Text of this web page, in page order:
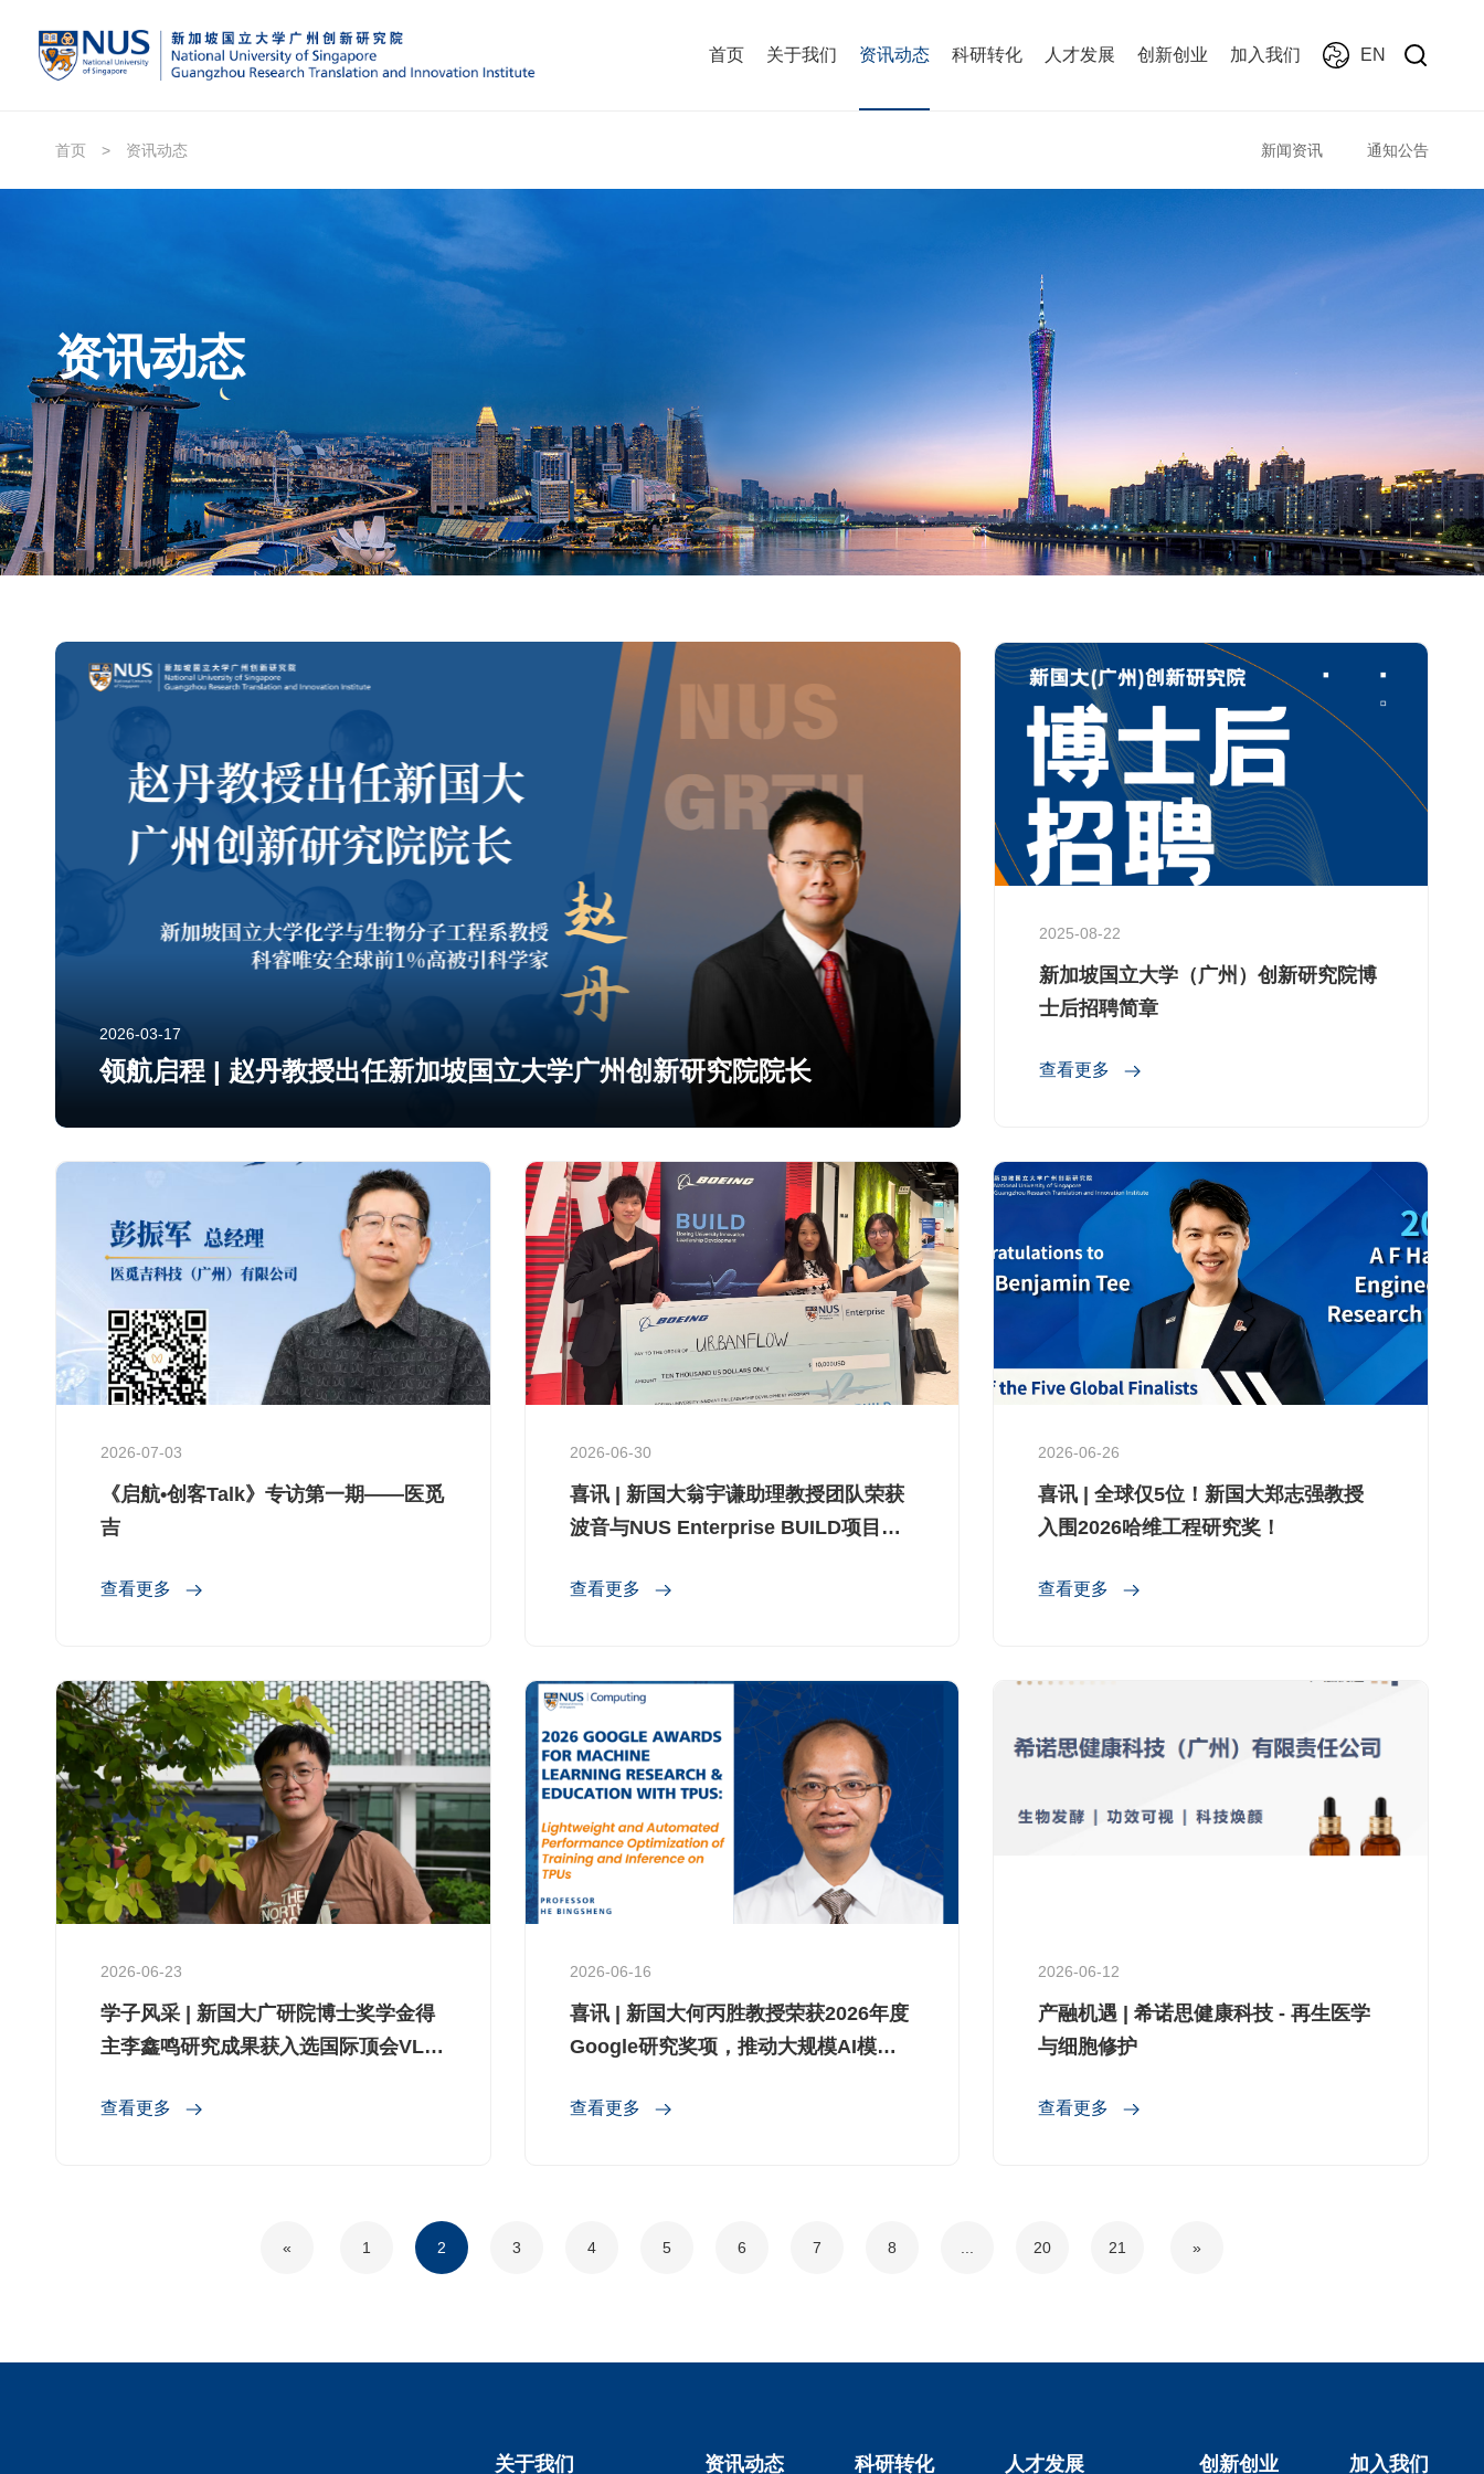
首页 关于我们 资讯动态 科研转化 人才发展 创新创业 加入我们 EN
首页 > 资讯动态 新闻资讯 通知公告
资讯动态
2026-03-17
领航启程 | 赵丹教授出任新加坡国立大学广州创新研究院院长
2025-08-22
新加坡国立大学（广州）创新研究院博
士后招聘简章
查看更多
2026-07-03
《启航•创客Talk》专访第一期——医觅
吉
查看更多
2026-06-30
喜讯 | 新国大翁宇谦助理教授团队荣获
波音与NUS Enterprise BUILD项目优
查看更多
2026-06-26
喜讯 | 全球仅5位！新国大郑志强教授
入围2026哈维工程研究奖！
查看更多
2026-06-23
学子风采 | 新国大广研院博士奖学金得
主李鑫鸣研究成果获入选国际顶会VLSI
查看更多
2026-06-16
喜讯 | 新国大何丙胜教授荣获2026年度
Google研究奖项，推动大规模AI模型
查看更多
2026-06-12
产融机遇 | 希诺思健康科技 - 再生医学
与细胞修护
查看更多
« 1 2 3 4 5 6 7 8 20 21 »
关于我们 资讯动态 科研转化 人才发展 创新创业 加入我们